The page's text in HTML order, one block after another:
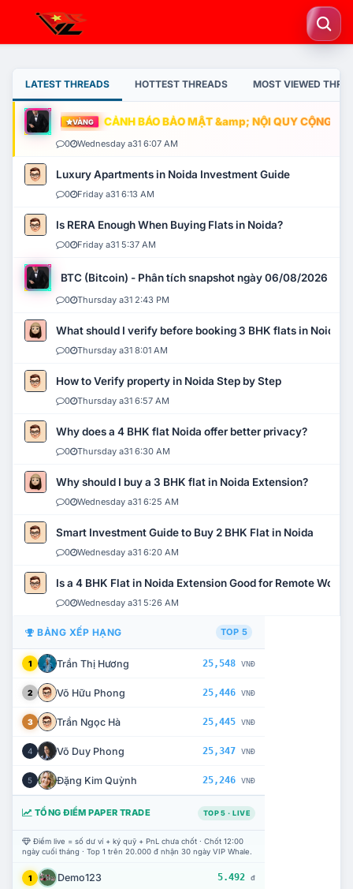
LATEST THREADS HOTTEST THREADS MOST VIEWED
VÀNG CẢNH BÁO BẢO MẬT &amp; NỘI QUY CỘNG
0 Wednesday a31 6:07 AM
Luxury Apartments in Noida Investment Guide
0 Friday a31 6:13 AM
Is RERA Enough When Buying Flats in Noida?
0 Friday a31 5:37 AM
BTC (Bitcoin) - Phân tích snapshot ngày 06/08/2026
0 Thursday a31 2:43 PM
What should I verify before booking 3 BHK flats in Noida?
0 Thursday a31 8:01 AM
How to Verify property in Noida Step by Step
0 Thursday a31 6:57 AM
Why does a 4 BHK flat Noida offer better privacy?
0 Thursday a31 6:30 AM
Why should I buy a 3 BHK flat in Noida Extension?
0 Wednesday a31 6:25 AM
Smart Investment Guide to Buy 2 BHK Flat in Noida
0 Wednesday a31 6:20 AM
Is a 4 BHK Flat in Noida Extension Good for Remote Work?
0 Wednesday a31 5:26 AM
BẢNG XẾP HẠNG TOP 5
1 Trần Thị Hương 25,548 VNĐ
2 Võ Hữu Phong 25,446 VNĐ
3 Trần Ngọc Hà 25,445 VNĐ
4 Võ Duy Phong 25,347 VNĐ
5 Đặng Kim Quỳnh 25,246 VNĐ
TỔNG ĐIỂM PAPER TRADE TOP 5 · LIVE
Điểm live = số dư ví + ký quỹ + PnL chưa chốt · Chốt 12:00
ngày cuối tháng · Top 1 trên 20.000 đ nhận 30 ngày VIP Whale.
1 Demo123 5.492 đ